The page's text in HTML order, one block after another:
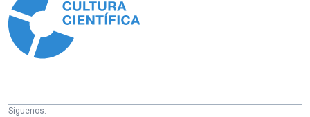
Síguenos: